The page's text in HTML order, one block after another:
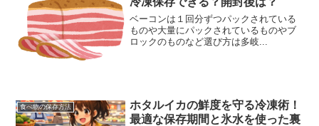
ベーコンは１回分ずつパックされている
ものや大量にパックされているものやブ
ロックのものなど選び方は多岐...
食べ物の保存方法
ホタルイカの鮮度を守る冷凍術！
最適な保存期間と氷水を使った裏